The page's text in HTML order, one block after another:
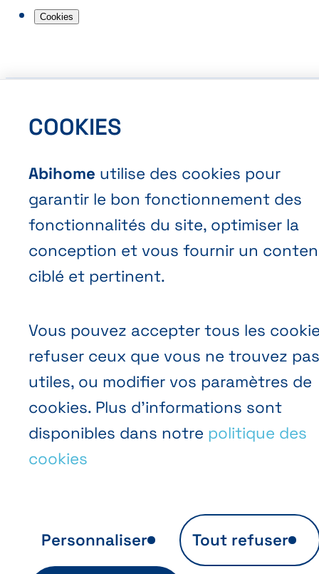
Abihome
Cookies
COOKIES
Abihome utilise des cookies pour
garantir le bon fonctionnement des
fonctionnalités du site, optimiser la
conception et vous fournir un
ciblé et pertinent.
Vous pouvez accepter tous les
refuser ceux que vous ne trouvez pas
utiles, ou modifier vos paramètres de
cookies. Plus d’informations sont
disponibles dans notre politique des
cookies
Analyse d’audience anonyme
Personnaliser Tout refuser